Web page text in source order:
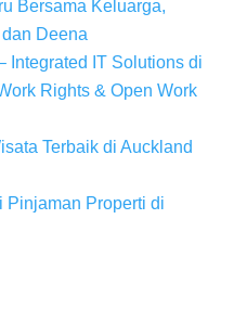
Bersama Keluarga,
Deena
Integrated IT Solutions di
Rights & Open Work
Terbaik di Auckland
Pinjaman Properti di